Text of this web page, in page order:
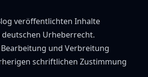
veröffentlichten Inhalte
Urheberrecht.
und Verbreitung
schriftlichen Zustimmung